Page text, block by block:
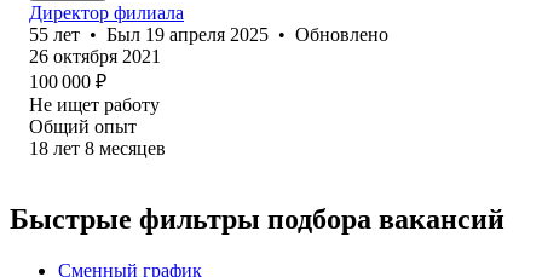
Директор филиала
55 лет • Был 19 апреля 2025 • Обновлено
26 октября 2021
100 000 ₽
Не ищет работу
Общий опыт
18 лет 8 месяцев
Быстрые фильтры подбора вакансий
Сменный график